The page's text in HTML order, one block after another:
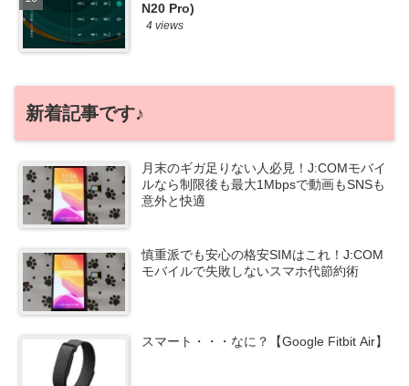
N20 Pro)
4 views
新着記事です♪
月末のギガ足りない人必見！J:COMモバイ
ルなら制限後も最大1Mbpsで動画もSNSも
意外と快適
慎重派でも安心の格安SIMはこれ！J:COM
モバイルで失敗しないスマホ代節約術
スマート・・・なに？【Google Fitbit Air】